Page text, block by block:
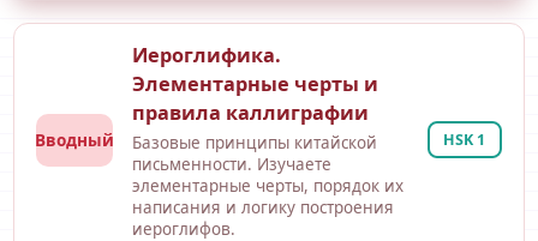
Вводный
Иероглифика.
Элементарные черты и
правила каллиграфии
Базовые принципы китайской
письменности. Изучаете
элементарные черты, порядок их
написания и логику построения
иероглифов.
HSK 1